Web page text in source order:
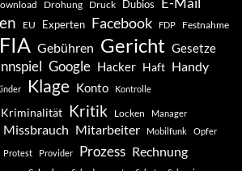
Drohung Druck Dubios
EU Experten Facebook FDP Festnahme
Gebühren Gericht Gesetze
Google Hacker Haft Handy
Klage Konto Kontrolle
Kriminalität Kritik Locken Manager
Missbrauch Mitarbeiter Mobilfunk Opfer
Protest Provider Prozess Rechnung